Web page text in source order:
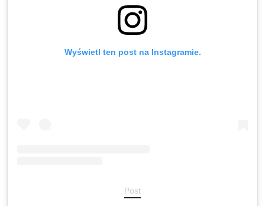
Wyświetl ten post na Instagramie.
Post